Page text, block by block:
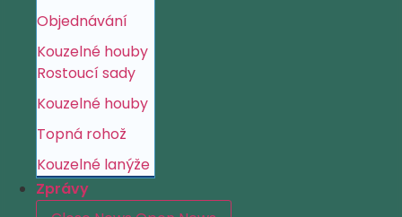
Objednávání
Kouzelné houby
Rostoucí sady
Kouzelné houby
Topná rohož
Kouzelné lanýže
Zprávy